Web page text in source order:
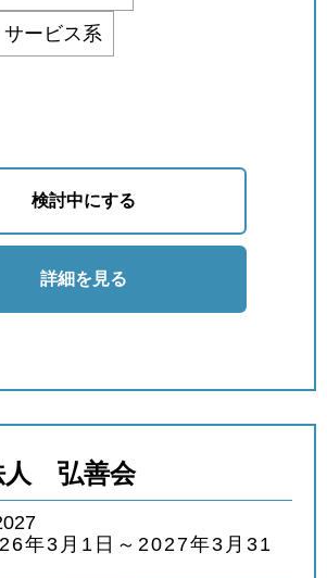
ービス系
検討中にする
詳細を見る
人 弘善会
年3月1日～2027年3月31